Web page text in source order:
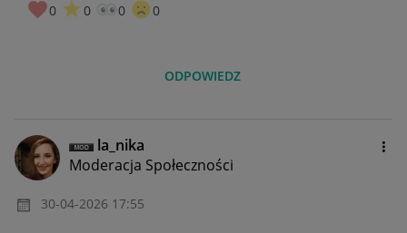
0 0 0 0
ODPOWIEDZ
la_nika
Moderacja Społeczności
‎30-04-2026 17:55